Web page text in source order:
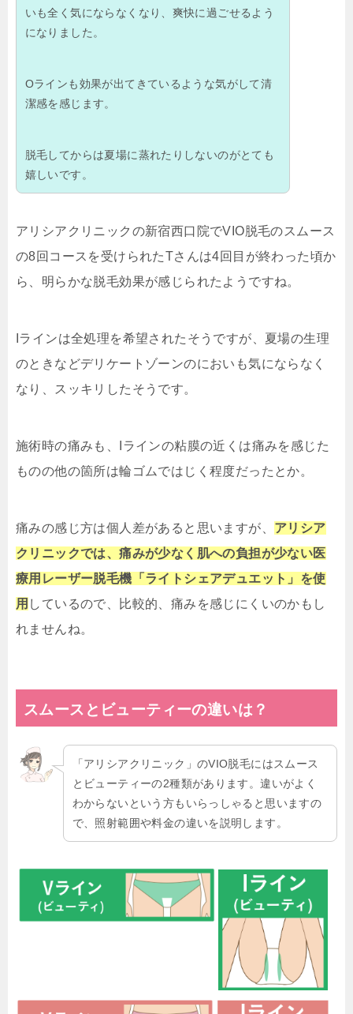
いも全く気にならなくなり、爽快に過ごせるよう
になりました。
Oラインも効果が出てきているような気がして清
潔感を感じます。
脱毛してからは夏場に蒸れたりしないのがとても
嬉しいです。
アリシアクリニックの新宿西口院でVIO脱毛のスムース
の8回コースを受けられたTさんは4回目が終わった頃か
ら、明らかな脱毛効果が感じられたようですね。
Iラインは全処理を希望されたそうですが、夏場の生理
のときなどデリケートゾーンのにおいも気にならなく
なり、スッキリしたそうです。
施術時の痛みも、Iラインの粘膜の近くは痛みを感じた
ものの他の箇所は輪ゴムではじく程度だったとか。
痛みの感じ方は個人差があると思いますが、 アリシア
クリニックでは、痛みが少なく肌への負担が少ない医
療用レーザー脱毛機「ライトシェアデュエット」を使
用 しているので、比較的、痛みを感じにくいのかもし
れませんね。
スムースとビューティーの違いは？
「アリシアクリニック」のVIO脱毛にはスムース
とビューティーの2種類があります。違いがよく
わからないという方もいらっしゃると思いますの
で、照射範囲や料金の違いを説明します。